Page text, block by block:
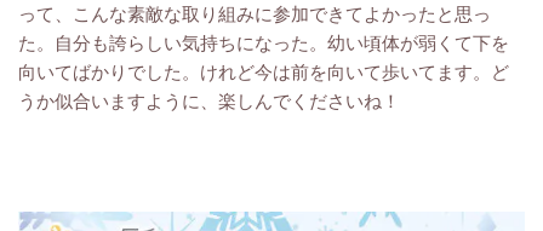
って、こんな素敵な取り組みに参加できてよかったと思っ
た。自分も誇らしい気持ちになった。幼い頃体が弱くて下を
向いてばかりでした。けれど今は前を向いて歩いてます。ど
うか似合いますように、楽しんでくださいね！